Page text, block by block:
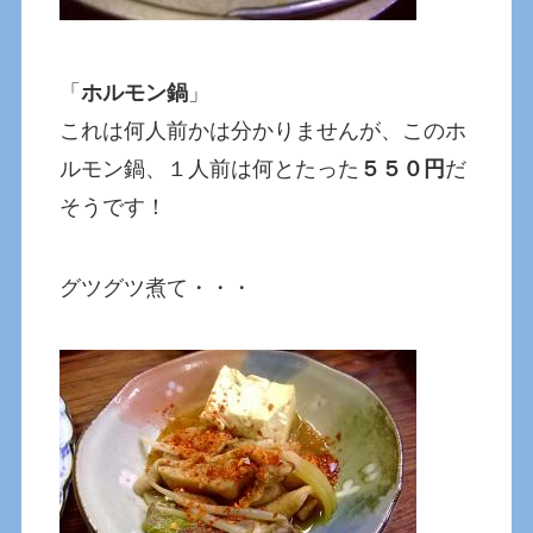
「ホルモン鍋 」
これは何人前かは分かりませんが、このホ
ルモン鍋、１人前は何とたった ５５０円 だ
そうです！
グツグツ煮て・・・